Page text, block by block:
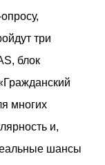
три
блок
многих
и,
шансы